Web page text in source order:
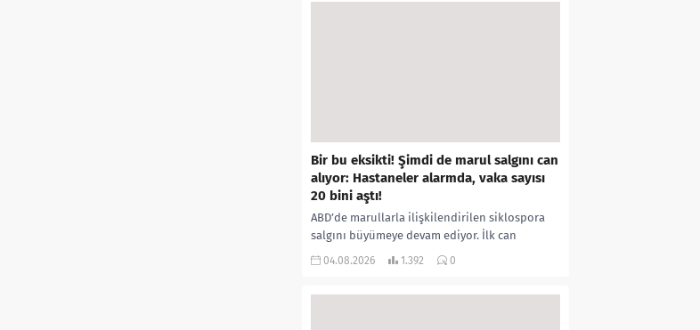
Bir bu eksikti! Şimdi de marul salgını can
alıyor: Hastaneler alarmda, vaka sayısı
20 bini aştı!
ABD’de marullarla ilişkilendirilen siklospora
salgını büyümeye devam ediyor. İlk can
kayıplarının yaşandığı salgında vaka sayısının
04.08.2026 1.392 0